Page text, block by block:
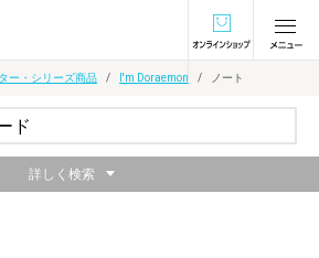
オンラインショ
ー・シリーズ商品 I'm Doraemon ノート
詳しく検索